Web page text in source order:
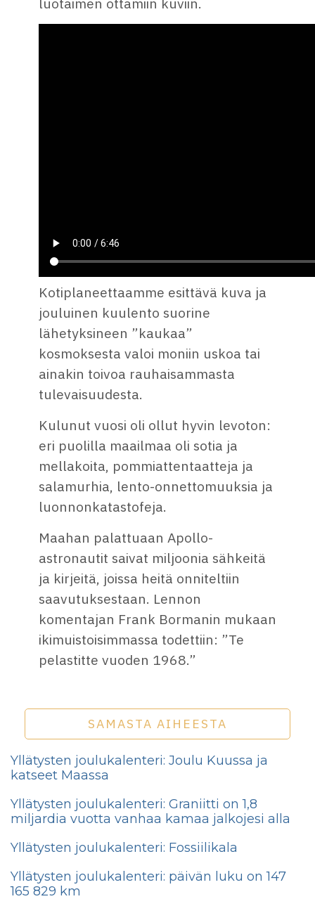
Kotiplaneettaamme esittävä kuva ja
jouluinen kuulento suorine
lähetyksineen ”kaukaa”
kosmoksesta valoi moniin uskoa tai
ainakin toivoa rauhaisammasta
tulevaisuudesta.
Kulunut vuosi oli ollut hyvin levoton:
eri puolilla maailmaa oli sotia ja
mellakoita, pommiattentaatteja ja
salamurhia, lento-onnettomuuksia ja
luonnonkatastofeja.
Maahan palattuaan Apollo-
astronautit saivat miljoonia sähkeitä
ja kirjeitä, joissa heitä onniteltiin
saavutuksestaan. Lennon
komentajan Frank Bormanin mukaan
ikimuistoisimmassa todettiin: ”Te
pelastitte vuoden 1968.”
SAMASTA AIHEESTA
Yllätysten joulukalenteri: Joulu Kuussa ja
katseet Maassa
Yllätysten joulukalenteri: Graniitti on 1,8
miljardia vuotta vanhaa kamaa jalkojesi alla
Yllätysten joulukalenteri: Fossiilikala
Yllätysten joulukalenteri: päivän luku on 147
165 829 km